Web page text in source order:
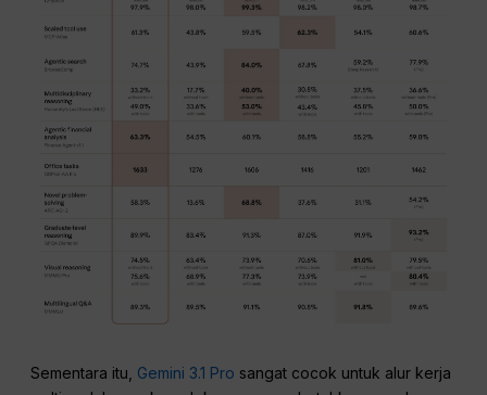
Sementara itu, Gemini 3.1 Pro sangat cocok untuk alur kerja